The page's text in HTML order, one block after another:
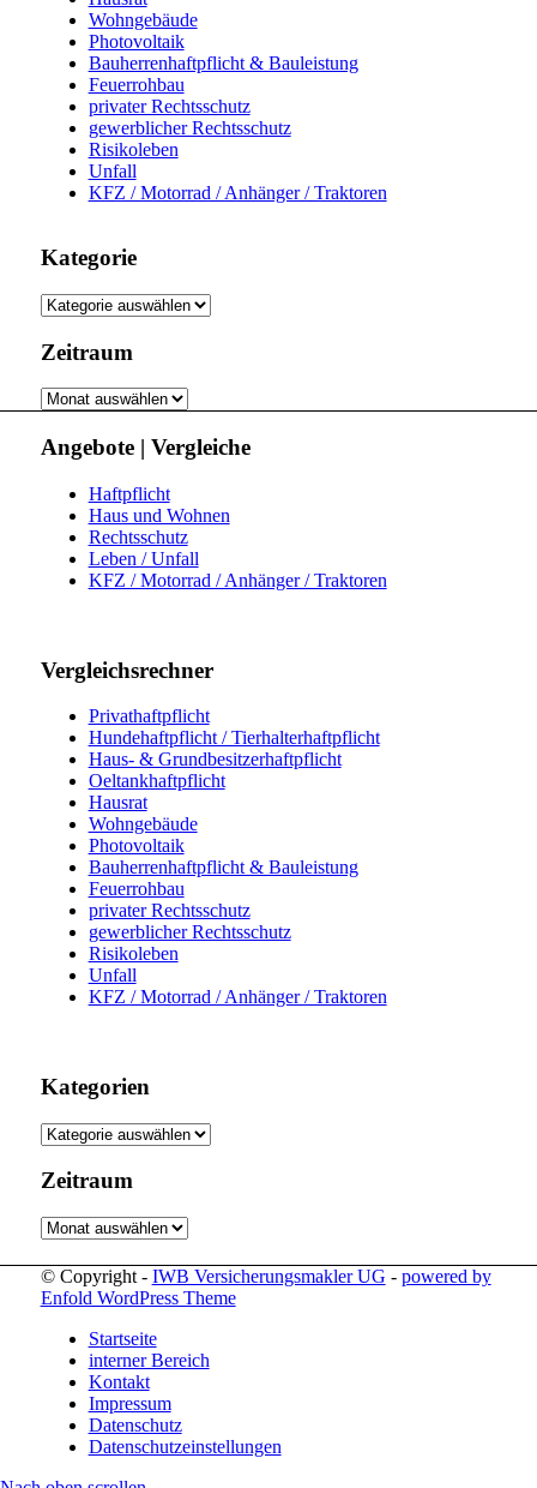
Wohngebäude
Photovoltaik
Bauherrenhaftpflicht & Bauleistung
Feuerrohbau
privater Rechtsschutz
gewerblicher Rechtsschutz
Risikoleben
Unfall
KFZ / Motorrad / Anhänger / Traktoren
Kategorie
Kategorie
Zeitraum
Zeitraum
Angebote | Vergleiche
Haftpflicht
Haus und Wohnen
Rechtsschutz
Leben / Unfall
KFZ / Motorrad / Anhänger / Traktoren
Vergleichsrechner
Privathaftpflicht
Hundehaftpflicht / Tierhalterhaftpflicht
Haus- & Grundbesitzerhaftpflicht
Oeltankhaftpflicht
Hausrat
Wohngebäude
Photovoltaik
Bauherrenhaftpflicht & Bauleistung
Feuerrohbau
privater Rechtsschutz
gewerblicher Rechtsschutz
Risikoleben
Unfall
KFZ / Motorrad / Anhänger / Traktoren
Kategorien
Kategorien
Zeitraum
Zeitraum
© Copyright - IWB Versicherungsmakler UG - powered by
Enfold WordPress Theme
Startseite
interner Bereich
Kontakt
Impressum
Datenschutz
Datenschutzeinstellungen